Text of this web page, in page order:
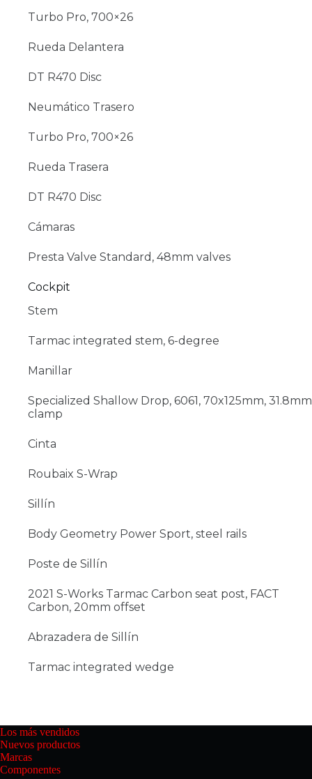
Turbo Pro, 700×26
Rueda Delantera
DT R470 Disc
Neumático Trasero
Turbo Pro, 700×26
Rueda Trasera
DT R470 Disc
Cámaras
Presta Valve Standard, 48mm valves
Cockpit
Stem
Tarmac integrated stem, 6-degree
Manillar
Specialized Shallow Drop, 6061, 70x125mm, 31.8mm
clamp
Cinta
Roubaix S-Wrap
Sillín
Body Geometry Power Sport, steel rails
Poste de Sillín
2021 S-Works Tarmac Carbon seat post, FACT
Carbon, 20mm offset
Abrazadera de Sillín
Tarmac integrated wedge
Los más vendidos
Nuevos productos
Marcas
Componentes